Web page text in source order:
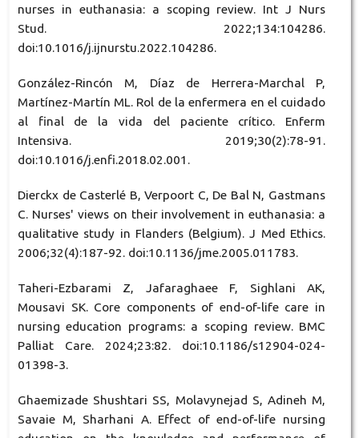
nurses in euthanasia: a scoping review. Int J Nurs
Stud. 2022;134:104286.
doi:10.1016/j.ijnurstu.2022.104286.
González-Rincón M, Díaz de Herrera-Marchal P,
Martínez-Martín ML. Rol de la enfermera en el cuidado
al final de la vida del paciente crítico. Enferm
Intensiva. 2019;30(2):78-91.
doi:10.1016/j.enfi.2018.02.001.
Dierckx de Casterlé B, Verpoort C, De Bal N, Gastmans
C. Nurses' views on their involvement in euthanasia: a
qualitative study in Flanders (Belgium). J Med Ethics.
2006;32(4):187-92. doi:10.1136/jme.2005.011783.
Taheri-Ezbarami Z, Jafaraghaee F, Sighlani AK,
Mousavi SK. Core components of end-of-life care in
nursing education programs: a scoping review. BMC
Palliat Care. 2024;23:82. doi:10.1186/s12904-024-
01398-3.
Ghaemizade Shushtari SS, Molavynejad S, Adineh M,
Savaie M, Sharhani A. Effect of end-of-life nursing